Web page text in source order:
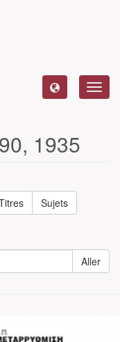
1935
Sujets
Aller